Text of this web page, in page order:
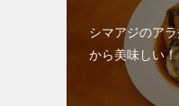
シマアジのア
から美味しい！